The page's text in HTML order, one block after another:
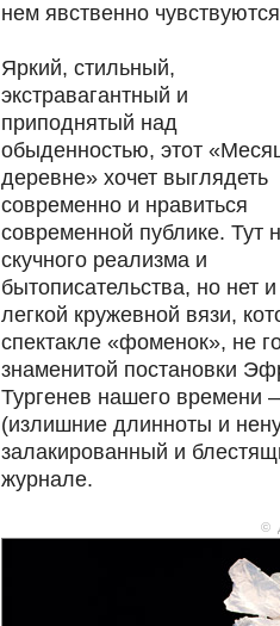
нем явственно
Яркий, стильный,
экстравагантный и
приподнятый над
обыденностью, этот
деревне» хочет выглядеть
современно и нравиться
современной публике. Тут
скучного реализма и
бытописательства, но нет
легкой кружевной вязи,
спектакле «фоменок», не
знаменитой постановки
Тургенев нашего
(излишние длинноты и
залакированный и
журнале.
©